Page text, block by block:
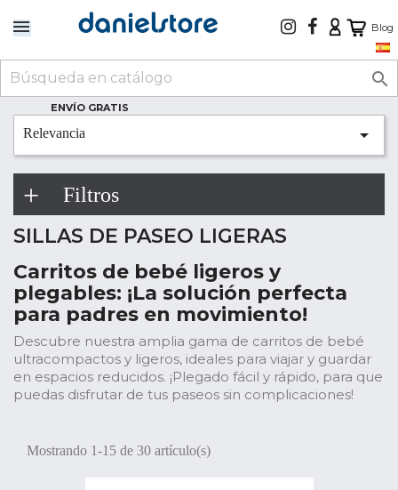
Blog

ENVÍO GRATIS
Relevancia 
Filtros
SILLAS DE PASEO LIGERAS
Carritos de bebé ligeros y
plegables: ¡La solución perfecta
para padres en movimiento!
Descubre nuestra amplia gama de carritos de bebé
ultracompactos y ligeros, ideales para viajar y guardar
en espacios reducidos. ¡Plegado fácil y rápido, para que
puedas disfrutar de tus paseos sin complicaciones!
Mostrando 1-15 de 30 artículo(s)